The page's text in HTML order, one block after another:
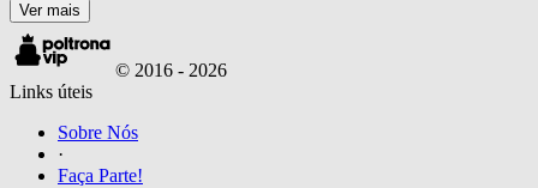
Ver mais
© 2016 - 2026
Links úteis
Sobre Nós
·
Faça Parte!